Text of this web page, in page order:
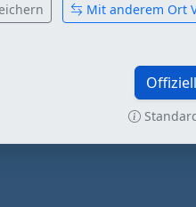
Mit anderem Ort
Offiziell